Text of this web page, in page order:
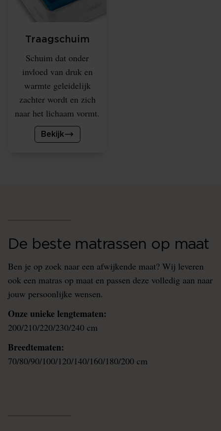
Traagschuim
Schuim dat onder
invloed van druk en
warmte geleidelijk
zachter wordt en zich
naar het lichaam vormt.
Bekijk
De beste matrassen op maat
Ben je op zoek naar een afwijkende maat? Wij leveren
ook een matras op maat en passen deze volledig aan naar
jouw persoonlijke wensen.
Onze unieke lengtematen:
200/210/220/230/240 cm
Breedtematen:
70/80/90/100/120/140/160/180/200 cm